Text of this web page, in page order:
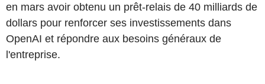
en mars avoir obtenu un prêt-relais de 40 milliards de
dollars pour renforcer ses investissements dans
OpenAI et répondre aux besoins généraux de
l'entreprise.